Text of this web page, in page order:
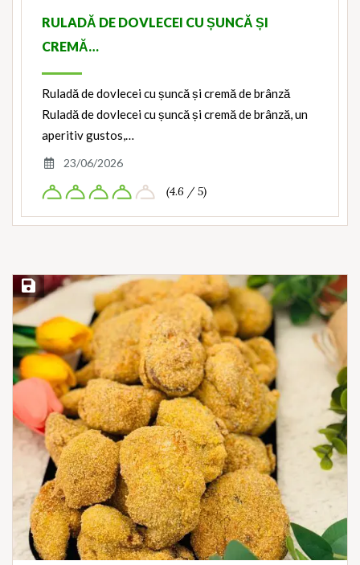
RULADĂ DE DOVLECEI CU ȘUNCĂ ȘI
CREMĂ…
Ruladă de dovlecei cu șuncă și cremă de brânză
Ruladă de dovlecei cu șuncă și cremă de brânză, un
aperitiv gustos,…
23/06/2026
(4.6 / 5)
Save Recipe